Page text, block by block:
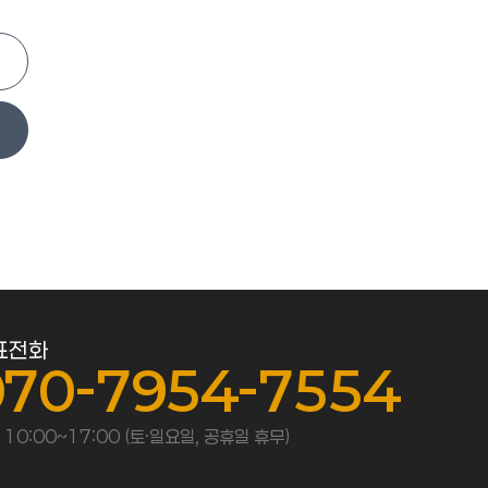
전화
7954-7554
10:00~17:00 (토·일요일, 공휴일 휴무)